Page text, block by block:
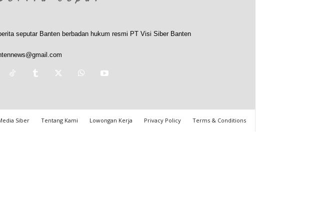
seputar Banten berbadan hukum resmi PT Visi Siber Banten
Siber Tentang Kami Lowongan Kerja Privacy Policy Terms & Conditions